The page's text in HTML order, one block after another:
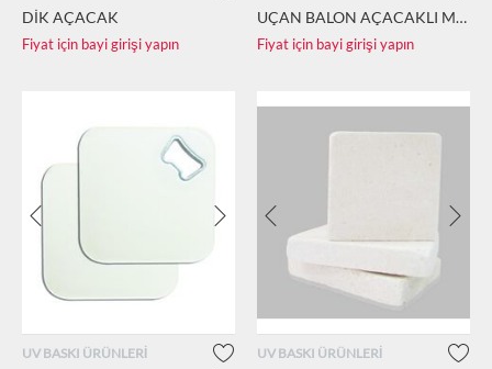
DİK AÇACAK
Fiyat için bayi girişi yapın
UÇAN BALON AÇACAKLI MAGNET
Fiyat için bayi girişi yapın
UV BASKI ÜRÜNLERİ UV BASKI ÜRÜNLERİ